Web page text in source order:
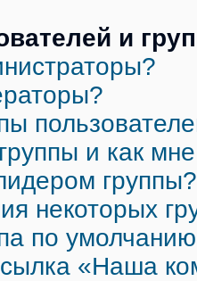
и
и как
группы?
некоторых
по
«Наша